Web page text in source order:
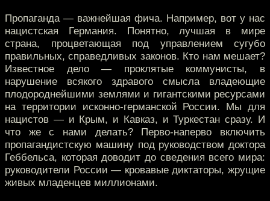
Пропаганда — важнейшая фича. Например, вот у нас
нацистская Германия. Понятно, лучшая в мире
страна, процветающая под управлением сугубо
правильных, справедливых законов. Кто нам мешает?
Известное дело — проклятые коммунисты, в
нарушение всякого здравого смысла владеющие
плодороднейшими землями и гигантскими ресурсами
на территории исконно-германской России. Мы для
нацистов — и Крым, и Кавказ, и Туркестан сразу. И
что же с нами делать? Перво-наперво включить
пропагандистскую машину под руководством доктора
Геббельса, которая доводит до сведения всего мира:
руководители России — кровавые диктаторы, жрущие
живых младенцев миллионами.